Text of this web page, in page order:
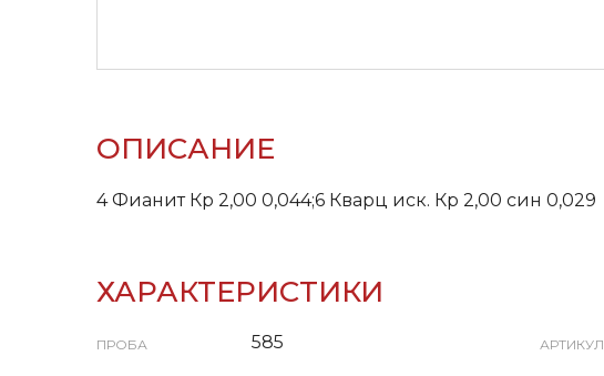
ОПИСАНИЕ
4 Фианит Кр 2,00 0,044;6 Кварц иск. Кр 2,00 син 0,029
ХАРАКТЕРИСТИКИ
ПРОБА 585 АРТИКУЛ